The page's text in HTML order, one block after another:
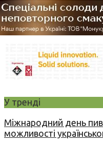
У тренді
Міжнародний день
можливості